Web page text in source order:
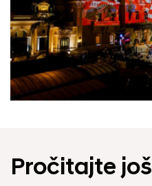
Pročitajte još